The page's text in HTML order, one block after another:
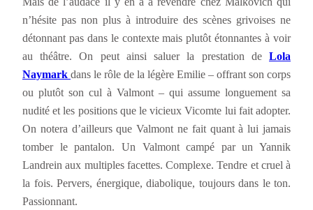
n’hésite pas non plus à introduire des scènes grivoises ne
détonnant pas dans le contexte mais plutôt étonnantes à voir
au théâtre. On peut ainsi saluer la prestation de Lola
Naymark dans le rôle de la légère Emilie – offrant son corps
ou plutôt son cul à Valmont – qui assume longuement sa
nudité et les positions que le vicieux Vicomte lui fait adopter.
On notera d’ailleurs que Valmont ne fait quant à lui jamais
tomber le pantalon. Un Valmont campé par un Yannik
Landrein aux multiples facettes. Complexe. Tendre et cruel à
la fois. Pervers, énergique, diabolique, toujours dans le ton.
Passionnant.